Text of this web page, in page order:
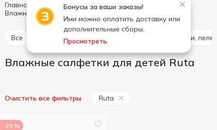
Бонусы за ваши заказы!
Ими можно оплатить доставку или
дополнительные сборы.
Просмотреть
Главная Товары для детей Уход за ребенком
Влажные салфетки для детей
Все Влажные салфетки для детей Подгузники,
Влажные салфетки для детей Ruta
Очистить все фильтры Ruta
-29 %